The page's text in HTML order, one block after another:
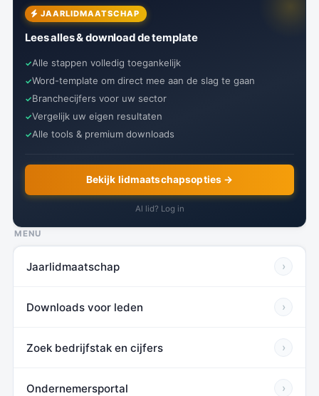
JAARLIDMAATSCHAP
Lees alles & download de template
Alle stappen volledig toegankelijk
Word-template om direct mee aan de slag te gaan
Branchecijfers voor uw sector
Vergelijk uw eigen resultaten
Alle tools & premium downloads
Bekijk lidmaatschapsopties →
Al lid? Log in
MENU
Jaarlidmaatschap ›
Downloads voor leden ›
Zoek bedrijfstak en cijfers ›
Ondernemersportal ›